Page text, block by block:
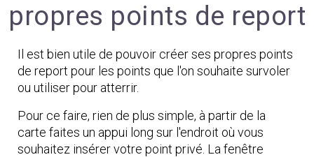
propres points de report
Il est bien utile de pouvoir créer ses propres points
de report pour les points que l'on souhaite survoler
ou utiliser pour atterrir.
Pour ce faire, rien de plus simple, à partir de la
carte faites un appui long sur l'endroit où vous
souhaitez insérer votre point privé. La fenêtre